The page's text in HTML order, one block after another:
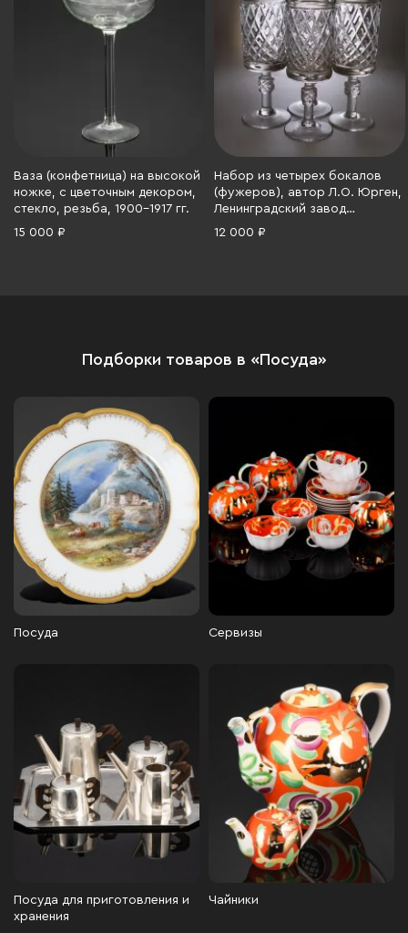
Ваза (конфетница) на высокой
ножке, с цветочным декором,
стекло, резьба, 1900-1917 гг.
15 000 ₽
Набор из четырех бокалов
(фужеров), автор Л.О. Юрген,
Ленинградский завод
художественного стекла
12 000 ₽
Подборки товаров в «Посуда»
Посуда Сервизы
Посуда для приготовления и
хранения
Чайники